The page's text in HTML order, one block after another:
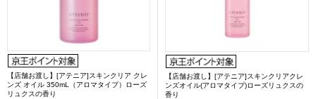
【店舗お渡し】[アテニア]スキンクリア クレ
ンズ オイル 350mL（アロマタイプ）ローズ
リュクスの香り
【店舗お渡し】[アテニア]スキンクリアクレ
ンズオイル(アロマタイプ)ローズリュクスの
香り